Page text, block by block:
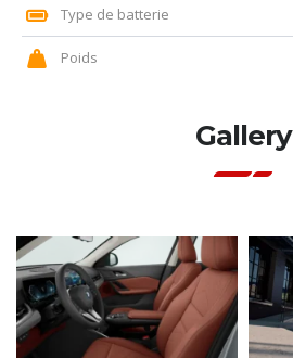
Type de batterie
Poids
Gallery